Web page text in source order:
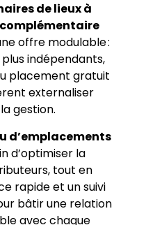
de lieux à
offre modulable :
indépendants,
placement gratuit
externaliser
gestion.
d’emplacements
d’optimiser la
tout en
rapide et un suivi
bâtir une relation
avec chaque